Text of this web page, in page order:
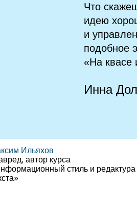
Что
идею
и
подобное
«На квасе
Инна
Ильяхов
автор курса
стиль и редактура